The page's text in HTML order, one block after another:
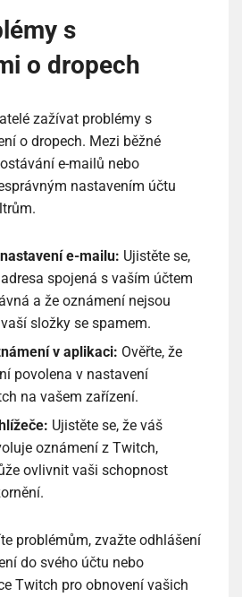
s
o dropech
zažívat problémy s
o dropech. Mezi běžné
e-mailů nebo
nastavením účtu
e-mailu: Ujistěte se,
spojená s vaším účtem
a že oznámení nejsou
složky se spamem.
v aplikaci: Ověřte, že
povolena v nastavení
na vašem zařízení.
Ujistěte se, že váš
oznámení z Twitch,
ovlivnit vaši schopnost
problémům, zvažte odhlášení
do svého účtu nebo
Twitch pro obnovení vašich